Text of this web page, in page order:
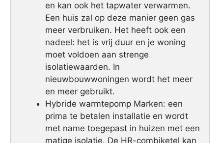
en kan ook het tapwater verwarmen.
Een huis zal op deze manier geen gas
meer verbruiken. Het heeft ook een
nadeel: het is vrij duur en je woning
moet voldoen aan strenge
isolatiewaarden. In
nieuwbouwwoningen wordt het meer
en meer gebruikt.
Hybride warmtepomp Marken: een
prima te betalen installatie en wordt
met name toegepast in huizen met een
matige isolatie. De HR-combiketel kan